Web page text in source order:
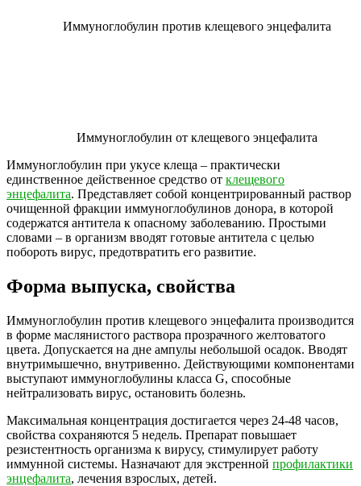
Иммуноглобулин против клещевого энцефалита
Иммуноглобулин от клещевого энцефалита
Иммуноглобулин при укусе клеща – практически
единственное действенное средство от клещевого
энцефалита. Представляет собой концентрированный раствор
очищенной фракции иммуноглобулинов донора, в которой
содержатся антитела к опасному заболеванию. Простыми
словами – в организм вводят готовые антитела с целью
побороть вирус, предотвратить его развитие.
Форма выпуска, свойства
Иммуноглобулин против клещевого энцефалита производится
в форме маслянистого раствора прозрачного желтоватого
цвета. Допускается на дне ампулы небольшой осадок. Вводят
внутримышечно, внутривенно. Действующими компонентами
выступают иммуноглобулины класса G, способные
нейтрализовать вирус, остановить болезнь.
Максимальная концентрация достигается через 24-48 часов,
свойства сохраняются 5 недель. Препарат повышает
резистентность организма к вирусу, стимулирует работу
иммунной системы. Назначают для экстренной профилактики
энцефалита, лечения взрослых, детей.